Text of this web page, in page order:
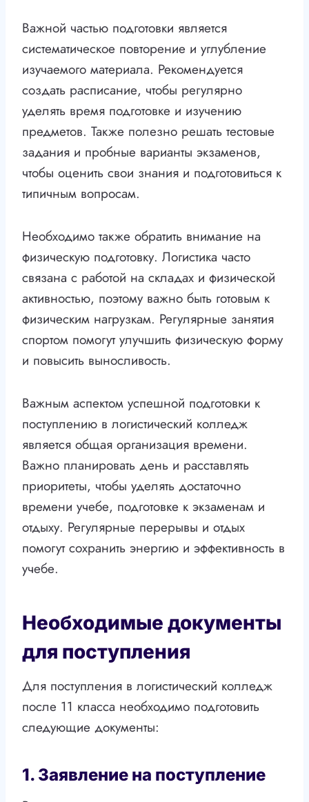
Важной частью подготовки является
систематическое повторение и углубление
изучаемого материала. Рекомендуется
создать расписание, чтобы регулярно
уделять время подготовке и изучению
предметов. Также полезно решать тестовые
задания и пробные варианты экзаменов,
чтобы оценить свои знания и подготовиться к
типичным вопросам.
Необходимо также обратить внимание на
физическую подготовку. Логистика часто
связана с работой на складах и физической
активностью, поэтому важно быть готовым к
физическим нагрузкам. Регулярные занятия
спортом помогут улучшить физическую форму
и повысить выносливость.
Важным аспектом успешной подготовки к
поступлению в логистический колледж
является общая организация времени.
Важно планировать день и расставлять
приоритеты, чтобы уделять достаточно
времени учебе, подготовке к экзаменам и
отдыху. Регулярные перерывы и отдых
помогут сохранить энергию и эффективность в
учебе.
Необходимые документы
для поступления
Для поступления в логистический колледж
после 11 класса необходимо подготовить
следующие документы:
1. Заявление на поступление